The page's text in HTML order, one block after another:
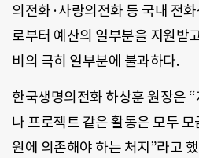
의전화·사랑의전화 등 국내 전
로부터 예산의 일부분을 지원받
비의 극히 일부분에 불과하다.
한국생명의전화 하상훈 원장은
나 프로젝트 같은 활동은 모두
원에 의존해야 하는 처지”라고